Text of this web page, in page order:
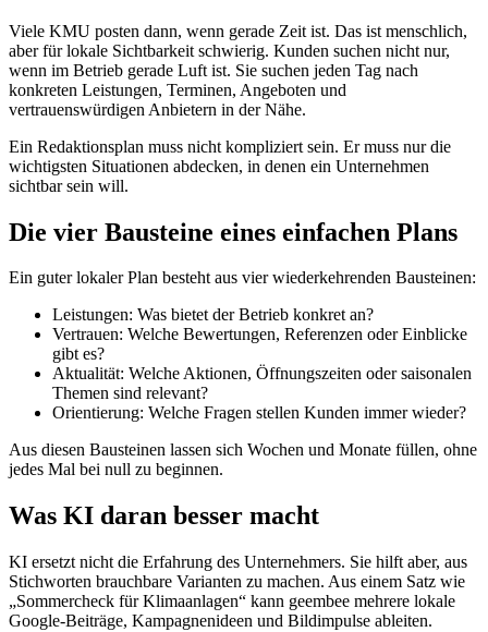
Viele KMU posten dann, wenn gerade Zeit ist. Das ist menschlich,
aber für lokale Sichtbarkeit schwierig. Kunden suchen nicht nur,
wenn im Betrieb gerade Luft ist. Sie suchen jeden Tag nach
konkreten Leistungen, Terminen, Angeboten und
vertrauenswürdigen Anbietern in der Nähe.
Ein Redaktionsplan muss nicht kompliziert sein. Er muss nur die
wichtigsten Situationen abdecken, in denen ein Unternehmen
sichtbar sein will.
Die vier Bausteine eines einfachen Plans
Ein guter lokaler Plan besteht aus vier wiederkehrenden Bausteinen:
Leistungen: Was bietet der Betrieb konkret an?
Vertrauen: Welche Bewertungen, Referenzen oder Einblicke
gibt es?
Aktualität: Welche Aktionen, Öffnungszeiten oder saisonalen
Themen sind relevant?
Orientierung: Welche Fragen stellen Kunden immer wieder?
Aus diesen Bausteinen lassen sich Wochen und Monate füllen, ohne
jedes Mal bei null zu beginnen.
Was KI daran besser macht
KI ersetzt nicht die Erfahrung des Unternehmers. Sie hilft aber, aus
Stichworten brauchbare Varianten zu machen. Aus einem Satz wie
„Sommercheck für Klimaanlagen“ kann geembee mehrere lokale
Google-Beiträge, Kampagnenideen und Bildimpulse ableiten.